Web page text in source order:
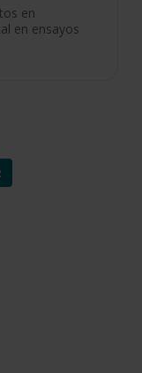
en
en ensayos